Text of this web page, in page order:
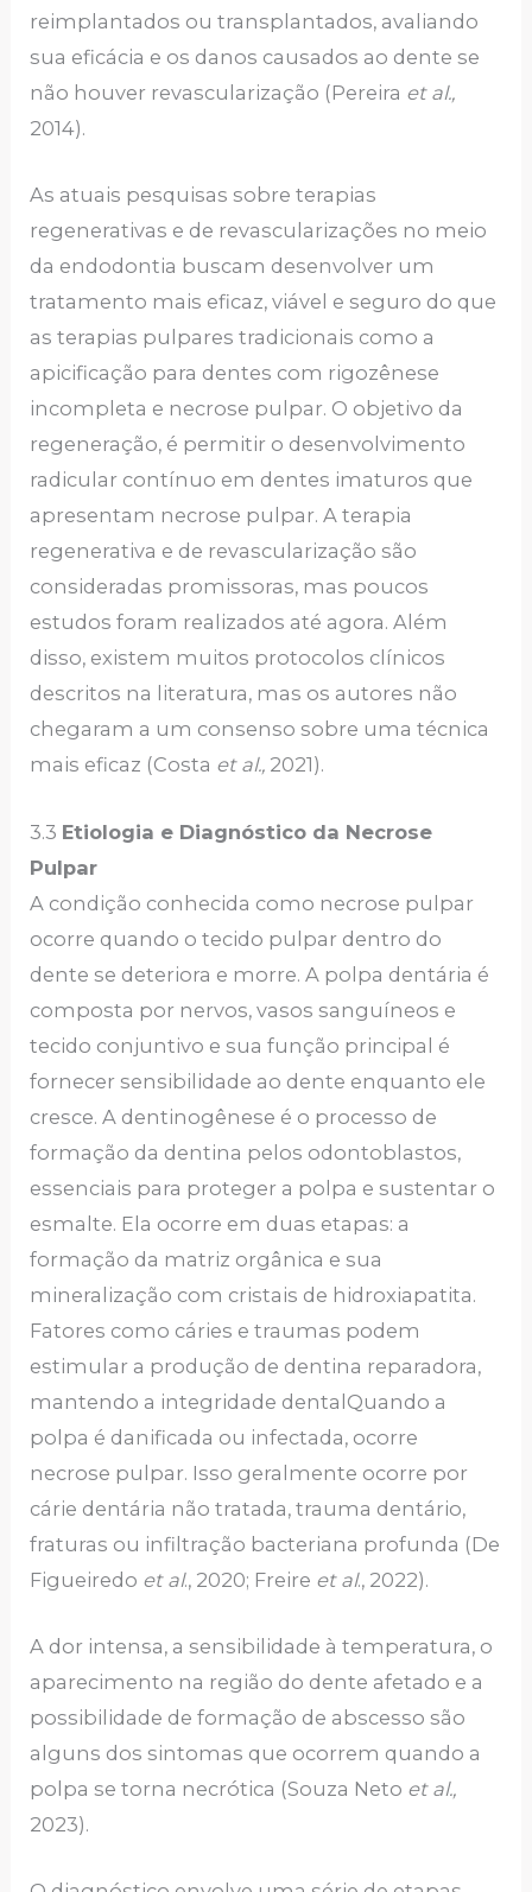
reimplantados ou transplantados, avaliando
sua eficácia e os danos causados ​​ao dente se
não houver revascularização (Pereira et al.,
2014).
As atuais pesquisas sobre terapias
regenerativas e de revascularizações no meio
da endodontia buscam desenvolver um
tratamento mais eficaz, viável e seguro do que
as terapias pulpares tradicionais como a
apicificação para dentes com rigozênese
incompleta e necrose pulpar. O objetivo da
regeneração, é permitir o desenvolvimento
radicular contínuo em dentes imaturos que
apresentam necrose pulpar. A terapia
regenerativa e de revascularização são
consideradas promissoras, mas poucos
estudos foram realizados até agora. Além
disso, existem muitos protocolos clínicos
descritos na literatura, mas os autores não
chegaram a um consenso sobre uma técnica
mais eficaz (Costa et al., 2021).
3.3 Etiologia e Diagnóstico da Necrose
Pulpar
A condição conhecida como necrose pulpar
ocorre quando o tecido pulpar dentro do
dente se deteriora e morre. A polpa dentária é
composta por nervos, vasos sanguíneos e
tecido conjuntivo e sua função principal é
fornecer sensibilidade ao dente enquanto ele
cresce. A dentinogênese é o processo de
formação da dentina pelos odontoblastos,
essenciais para proteger a polpa e sustentar o
esmalte. Ela ocorre em duas etapas: a
formação da matriz orgânica e sua
mineralização com cristais de hidroxiapatita.
Fatores como cáries e traumas podem
estimular a produção de dentina reparadora,
mantendo a integridade dental​Quando a
polpa é danificada ou infectada, ocorre
necrose pulpar. Isso geralmente ocorre por
cárie dentária não tratada, trauma dentário,
fraturas ou infiltração bacteriana profunda (De
Figueiredo et al., 2020; Freire et al., 2022).
A dor intensa, a sensibilidade à temperatura, o
aparecimento na região do dente afetado e a
possibilidade de formação de abscesso são
alguns dos sintomas que ocorrem quando a
polpa se torna necrótica (Souza Neto et al.,
2023).